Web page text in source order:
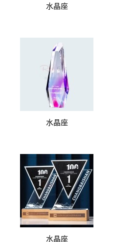
水晶座
水晶座
水晶座